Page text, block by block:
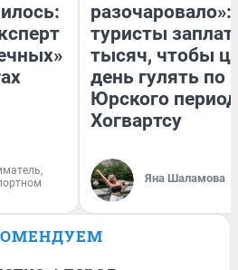
разочаровало»:
туристы
тысяч, чтобы
день гулять по
Юрского
Хогвартсу
Яна Шаламова